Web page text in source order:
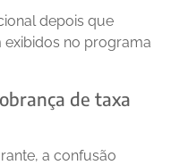
depois que
no programa
de taxa
a confusão